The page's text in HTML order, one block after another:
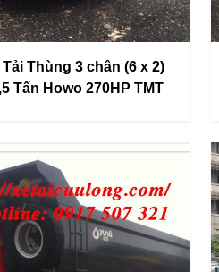
Tải Thùng 3 chân (6 x 2)
Tấn Howo 270HP TMT